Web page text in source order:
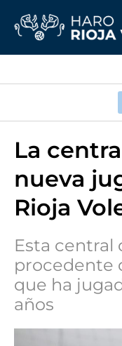
La
nueva
Rioja
Esta central
procedente
que ha
años